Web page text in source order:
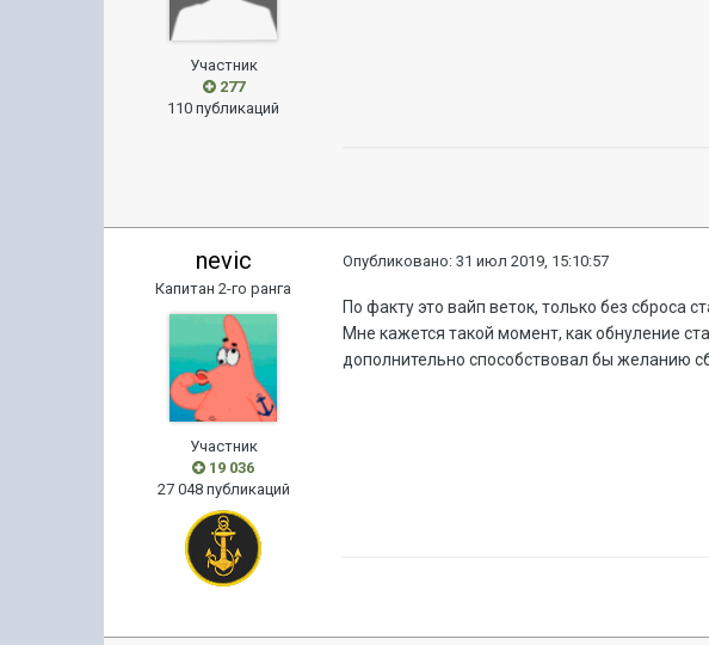
Участник
277
110 публикаций
nevic
Капитан 2-го ранга
Участник
19 036
27 048 публикаций
Опубликовано:31 июл 2019, 15:10:57
По факту это вайп веток, только без сброса
Мне кажется такой момент, как обнуление
дополнительно способствовал бы желанию